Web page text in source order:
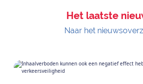
Het laatste
Naar het